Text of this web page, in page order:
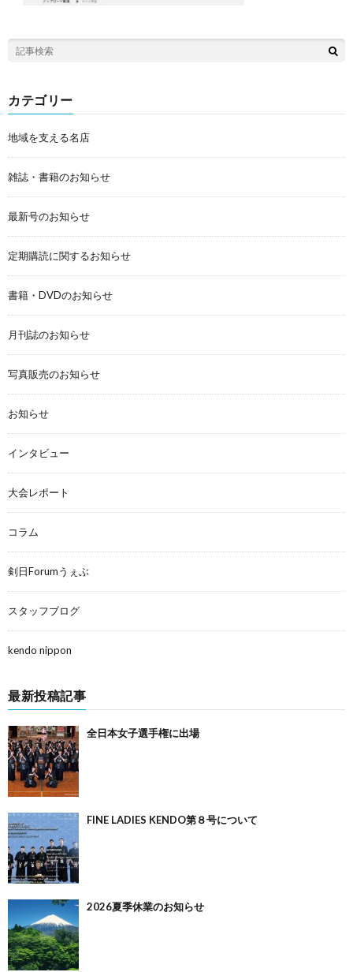
カテゴリー
地域を支える名店
雑誌・書籍のお知らせ
最新号のお知らせ
定期購読に関するお知らせ
書籍・DVDのお知らせ
月刊誌のお知らせ
写真販売のお知らせ
お知らせ
インタビュー
大会レポート
コラム
剣日Forumうぇぶ
スタッフブログ
kendo nippon
最新投稿記事
全日本女子選手権に出場
FINE LADIES KENDO第８号について
2026夏季休業のお知らせ